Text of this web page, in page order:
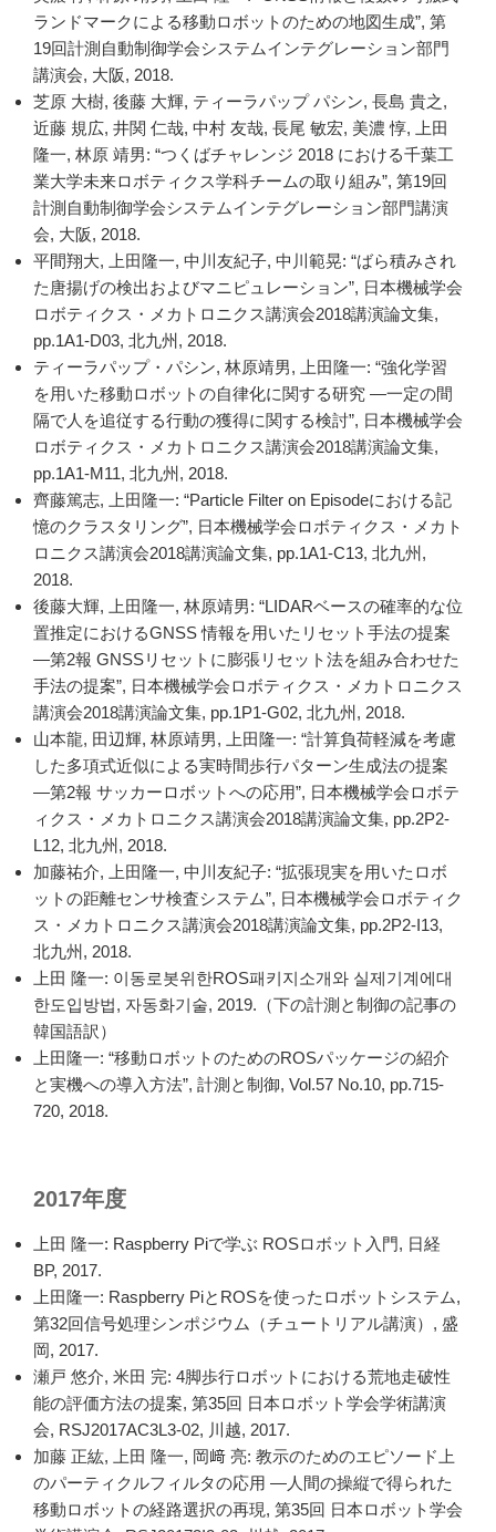
ランドマークによる移動ロボットのための地図生成”, 第
19回計測自動制御学会システムインテグレーション部門
講演会, 大阪, 2018.
芝原 大樹, 後藤 大輝, ティーラパップ パシン, 長島 貴之,
近藤 規広, 井関 仁哉, 中村 友哉, 長尾 敏宏, 美濃 惇, 上田
隆一, 林原 靖男: “つくばチャレンジ 2018 における千葉工
業大学未来ロボティクス学科チームの取り組み”, 第19回
計測自動制御学会システムインテグレーション部門講演
会, 大阪, 2018.
平間翔大, 上田隆一, 中川友紀子, 中川範晃: “ばら積みされ
た唐揚げの検出およびマニピュレーション”, 日本機械学会
ロボティクス・メカトロニクス講演会2018講演論文集,
pp.1A1-D03, 北九州, 2018.
ティーラパップ・パシン, 林原靖男, 上田隆一: “強化学習
を用いた移動ロボットの自律化に関する研究 —一定の間
隔で人を追従する行動の獲得に関する検討”, 日本機械学会
ロボティクス・メカトロニクス講演会2018講演論文集,
pp.1A1-M11, 北九州, 2018.
齊藤篤志, 上田隆一: “Particle Filter on Episodeにおける記
憶のクラスタリング”, 日本機械学会ロボティクス・メカト
ロニクス講演会2018講演論文集, pp.1A1-C13, 北九州,
2018.
後藤大輝, 上田隆一, 林原靖男: “LIDARベースの確率的な位
置推定におけるGNSS 情報を用いたリセット手法の提案
—第2報 GNSSリセットに膨張リセット法を組み合わせた
手法の提案”, 日本機械学会ロボティクス・メカトロニクス
講演会2018講演論文集, pp.1P1-G02, 北九州, 2018.
山本龍, 田辺輝, 林原靖男, 上田隆一: “計算負荷軽減を考慮
した多項式近似による実時間歩行パターン生成法の提案
—第2報 サッカーロボットへの応用”, 日本機械学会ロボテ
ィクス・メカトロニクス講演会2018講演論文集, pp.2P2-
L12, 北九州, 2018.
加藤祐介, 上田隆一, 中川友紀子: “拡張現実を用いたロボ
ットの距離センサ検査システム”, 日本機械学会ロボティク
ス・メカトロニクス講演会2018講演論文集, pp.2P2-I13,
北九州, 2018.
上田 隆一: 이동로봇위한ROS패키지소개와 실제기계에대
한도입방법, 자동화기술, 2019.（下の計測と制御の記事の
韓国語訳）
上田隆一: “移動ロボットのためのROSパッケージの紹介
と実機への導入方法”, 計測と制御, Vol.57 No.10, pp.715-
720, 2018.
2017年度
上田 隆一: Raspberry Piで学ぶ ROSロボット入門, 日経
BP, 2017.
上田隆一: Raspberry PiとROSを使ったロボットシステム,
第32回信号処理シンポジウム（チュートリアル講演）, 盛
岡, 2017.
瀬戸 悠介, 米田 完: 4脚歩行ロボットにおける荒地走破性
能の評価方法の提案, 第35回 日本ロボット学会学術講演
会, RSJ2017AC3L3-02, 川越, 2017.
加藤 正紘, 上田 隆一, 岡﨑 亮: 教示のためのエピソード上
のパーティクルフィルタの応用 —人間の操縦で得られた
移動ロボットの経路選択の再現, 第35回 日本ロボット学会